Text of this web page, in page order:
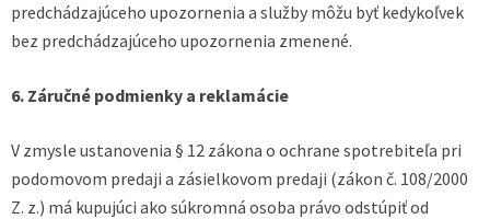
predchádzajúceho upozornenia a služby môžu byť kedykoľvek
bez predchádzajúceho upozornenia zmenené.
6. Záručné podmienky a reklamácie
V zmysle ustanovenia § 12 zákona o ochrane spotrebiteľa pri
podomovom predaji a zásielkovom predaji (zákon č. 108/2000
Z. z.) má kupujúci ako súkromná osoba právo odstúpiť od